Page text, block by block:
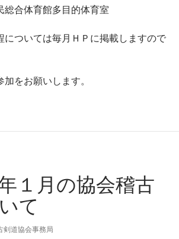
合体育館多目的体育室
ては毎月ＨＰに掲載しますので
願いします。
１月の協会稽古
て
剣道協会事務局